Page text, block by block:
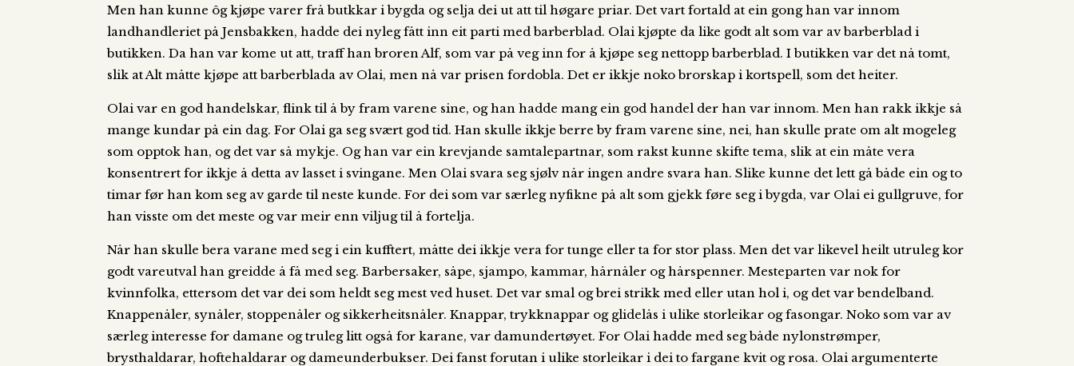
Men han kunne ôg kjøpe varer frå butkkar i bygda og selja dei ut att til høgare priar. Det vart fortald at ein gong han var innom
landhandleriet på Jensbakken, hadde dei nyleg fått inn eit parti med barberblad. Olai kjøpte da like godt alt som var av barberblad i
butikken. Da han var kome ut att, traff han broren Alf, som var på veg inn for å kjøpe seg nettopp barberblad. I butikken var det nå tomt,
slik at Alt måtte kjøpe att barberblada av Olai, men nå var prisen fordobla. Det er ikkje noko brorskap i kortspell, som det heiter.
Olai var en god handelskar, flink til å by fram varene sine, og han hadde mang ein god handel der han var innom. Men han rakk ikkje så
mange kundar på ein dag. For Olai ga seg svært god tid. Han skulle ikkje berre by fram varene sine, nei, han skulle prate om alt mogeleg
som opptok han, og det var så mykje. Og han var ein krevjande samtalepartnar, som rakst kunne skifte tema, slik at ein måte vera
konsentrert for ikkje å detta av lasset i svingane. Men Olai svara seg sjølv når ingen andre svara han. Slike kunne det lett gå både ein og to
timar før han kom seg av garde til neste kunde. For dei som var særleg nyfikne på alt som gjekk føre seg i bygda, var Olai ei gullgruve, for
han visste om det meste og var meir enn viljug til å fortelja.
Når han skulle bera varane med seg i ein kufftert, måtte dei ikkje vera for tunge eller ta for stor plass. Men det var likevel heilt utruleg kor
godt vareutval han greidde å få med seg. Barbersaker, såpe, sjampo, kammar, hårnåler og hårspenner. Mesteparten var nok for
kvinnfolka, ettersom det var dei som heldt seg mest ved huset. Det var smal og brei strikk med eller utan hol i, og det var bendelband.
Knappenåler, synåler, stoppenåler og sikkerheitsnåler. Knappar, trykknappar og glidelås i ulike storleikar og fasongar. Noko som var av
særleg interesse for damane og truleg litt også for karane, var damundertøyet. For Olai hadde med seg både nylonstrømper,
brysthaldarar, hoftehaldarar og dameunderbukser. Dei fanst forutan i ulike storleikar i dei to fargane kvit og rosa. Olai argumenterte